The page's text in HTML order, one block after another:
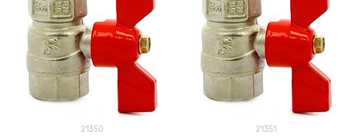
21350 21351